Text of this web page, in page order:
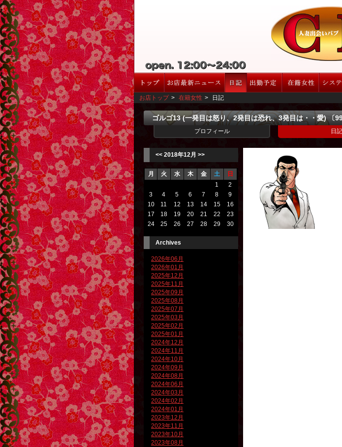
お店トップ > 在籍女性 > 日記
ゴルゴ13 (一発目は怒り、2発目は恐れ、3発目は・・愛) 〔
プロフィール 日記
<< 2018年12月 >>
月 火 水 木 金 土
日
1
2
3
4 5 6 7 8
9
10
11 12 13 14 15
16
17
18 19 20 21 22
23
24
25 26 27 28 29 30
Archives
2026年06月
2026年01月
2025年12月
2025年11月
2025年09月
2025年08月
2025年07月
2025年03月
2025年02月
2025年01月
2024年12月
2024年11月
2024年10月
2024年09月
2024年08月
2024年06月
2024年03月
2024年02月
2024年01月
2023年12月
2023年11月
2023年10月
2023年08月